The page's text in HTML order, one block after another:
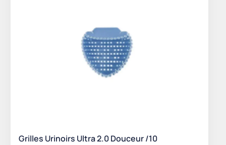
Grilles Urinoirs Ultra 2.0 Douceur /10